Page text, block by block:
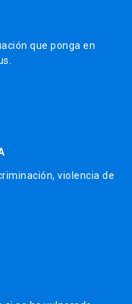
que ponga en
violencia de